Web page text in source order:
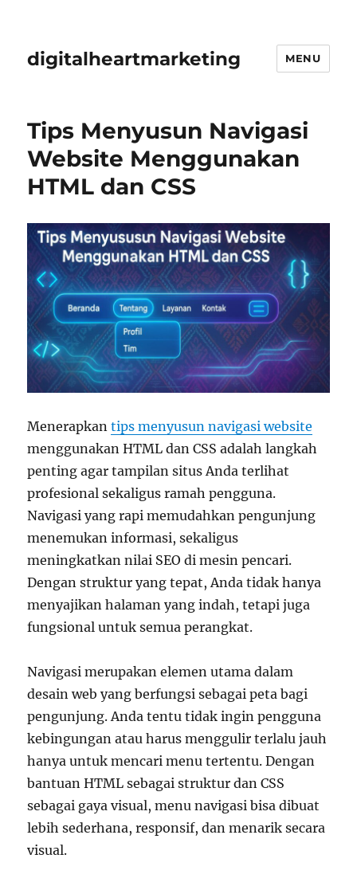
digitalheartmarketing MENU
Tips Menyusun Navigasi
Website Menggunakan
HTML dan CSS
Menerapkantips menyusun navigasi website
menggunakan HTML dan CSS adalah langkah
penting agar tampilan situs Anda terlihat
profesional sekaligus ramah pengguna.
Navigasi yang rapi memudahkan pengunjung
menemukan informasi, sekaligus
meningkatkan nilai SEO di mesin pencari.
Dengan struktur yang tepat, Anda tidak hanya
menyajikan halaman yang indah, tetapi juga
fungsional untuk semua perangkat.
Navigasi merupakan elemen utama dalam
desain web yang berfungsi sebagai peta bagi
pengunjung. Anda tentu tidak ingin pengguna
kebingungan atau harus menggulir terlalu jauh
hanya untuk mencari menu tertentu. Dengan
bantuan HTML sebagai struktur dan CSS
sebagai gaya visual, menu navigasi bisa dibuat
lebih sederhana, responsif, dan menarik secara
visual.